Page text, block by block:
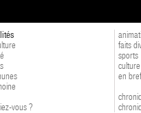
vous ?
faits
sports
culture
en bref